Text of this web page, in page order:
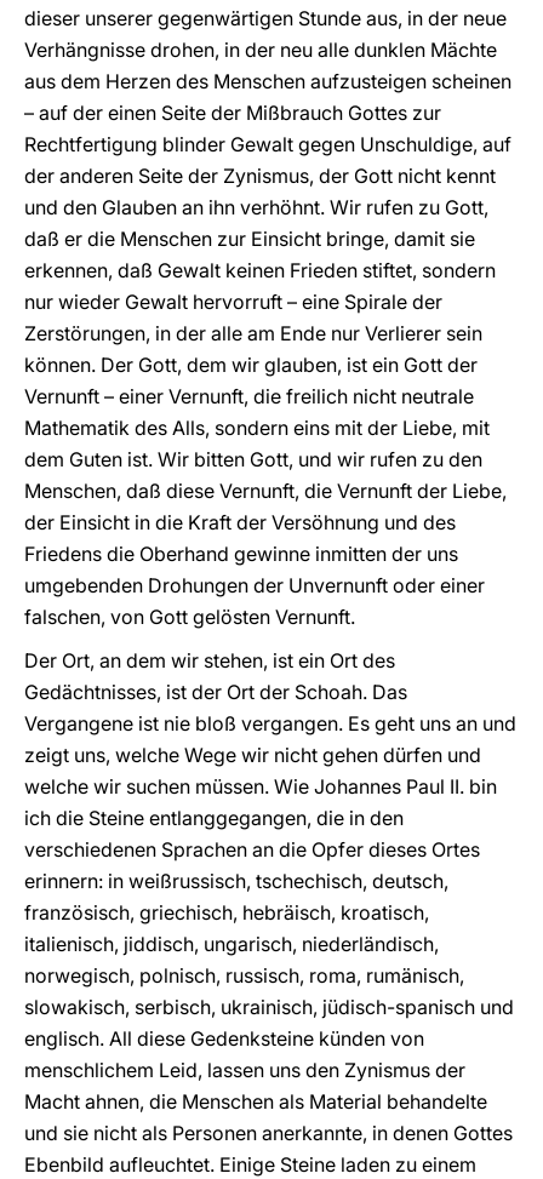
dieser unserer gegenwärtigen Stunde aus, in der neue
Verhängnisse drohen, in der neu alle dunklen Mächte
aus dem Herzen des Menschen aufzusteigen scheinen
– auf der einen Seite der Mißbrauch Gottes zur
Rechtfertigung blinder Gewalt gegen Unschuldige, auf
der anderen Seite der Zynismus, der Gott nicht kennt
und den Glauben an ihn verhöhnt. Wir rufen zu Gott,
daß er die Menschen zur Einsicht bringe, damit sie
erkennen, daß Gewalt keinen Frieden stiftet, sondern
nur wieder Gewalt hervorruft – eine Spirale der
Zerstörungen, in der alle am Ende nur Verlierer sein
können. Der Gott, dem wir glauben, ist ein Gott der
Vernunft – einer Vernunft, die freilich nicht neutrale
Mathematik des Alls, sondern eins mit der Liebe, mit
dem Guten ist. Wir bitten Gott, und wir rufen zu den
Menschen, daß diese Vernunft, die Vernunft der Liebe,
der Einsicht in die Kraft der Versöhnung und des
Friedens die Oberhand gewinne inmitten der uns
umgebenden Drohungen der Unvernunft oder einer
falschen, von Gott gelösten Vernunft.
Der Ort, an dem wir stehen, ist ein Ort des
Gedächtnisses, ist der Ort der Schoah. Das
Vergangene ist nie bloß vergangen. Es geht uns an und
zeigt uns, welche Wege wir nicht gehen dürfen und
welche wir suchen müssen. Wie Johannes Paul II. bin
ich die Steine entlanggegangen, die in den
verschiedenen Sprachen an die Opfer dieses Ortes
erinnern: in weißrussisch, tschechisch, deutsch,
französisch, griechisch, hebräisch, kroatisch,
italienisch, jiddisch, ungarisch, niederländisch,
norwegisch, polnisch, russisch, roma, rumänisch,
slowakisch, serbisch, ukrainisch, jüdisch-spanisch und
englisch. All diese Gedenksteine künden von
menschlichem Leid, lassen uns den Zynismus der
Macht ahnen, die Menschen als Material behandelte
und sie nicht als Personen anerkannte, in denen Gottes
Ebenbild aufleuchtet. Einige Steine laden zu einem